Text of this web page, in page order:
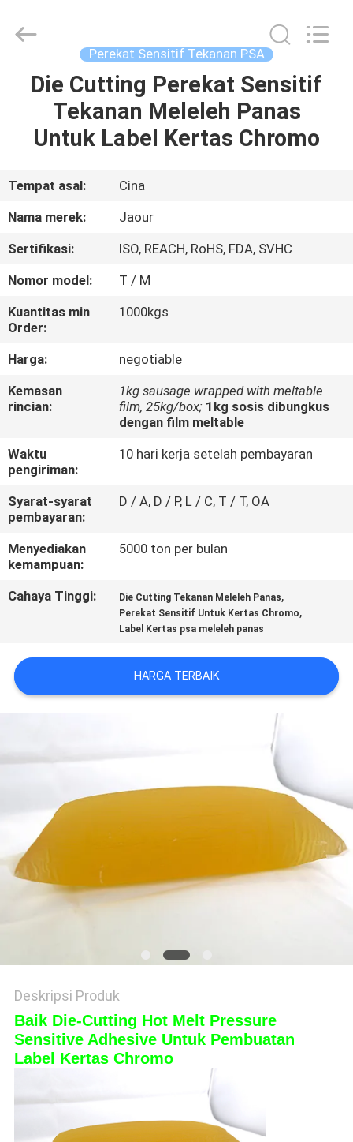
RUMAH
PRODUK
TENTANG
KAMI
TUR
PABRIK
KONTROL
KUALITAS
HUBUNGI
KAMI
BERITA
KASUS-
KASUS
PERMINTAAN
SITEMAP
KEBIJAKAN
Adhesive
Products
Perekat Sensitif Tekanan PSA
Die Cutting Perekat Sensitif
Tekanan Meleleh Panas
Untuk Label Kertas Chromo
Tempat asal:
Cina
Nama merek:
Jaour
Sertifikasi:
ISO, REACH, RoHS, FDA, SVHC
Nomor model:
T / M
Kuantitas min
Order:
1000kgs
Harga:
negotiable
Kemasan
rincian:
1kg sausage wrapped with meltable
film, 25kg/box; 1kg sosis dibungkus
dengan film meltable
Waktu
pengiriman:
10 hari kerja setelah pembayaran
Syarat-syarat
pembayaran:
D / A, D / P, L / C, T / T, OA
Menyediakan
kemampuan:
5000 ton per bulan
Cahaya Tinggi: Die Cutting Tekanan Meleleh Panas,
Perekat Sensitif Untuk Kertas Chromo,
Label Kertas psa meleleh panas
HARGA TERBAIK
Deskripsi Produk
Baik Die-Cutting Hot Melt Pressure
Sensitive Adhesive Untuk Pembuatan
Label Kertas Chromo